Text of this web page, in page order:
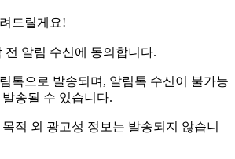
드릴게요!
전 알림 수신에 동의합니다.
톡으로 발송되며, 알림톡 수신이 불가능
송될 수 있습니다.
적 외 광고성 정보는 발송되지 않습니